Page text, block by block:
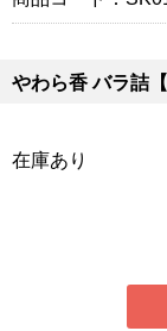
やわら香 バラ詰
在庫あり